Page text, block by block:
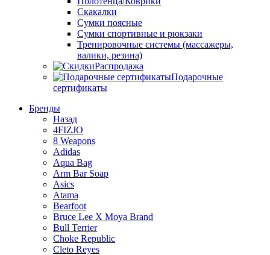
Скакалки
Сумки поясные
Сумки спортивные и рюкзаки
Тренировочные системы (массажеры,
валики, резина)
Распродажа
Подарочные
сертификаты
Бренды
Назад
4FIZJO
8 Weapons
Adidas
Aqua Bag
Arm Bar Soap
Asics
Atama
Bearfoot
Bruce Lee X Moya Brand
Bull Terrier
Choke Republic
Cleto Reyes